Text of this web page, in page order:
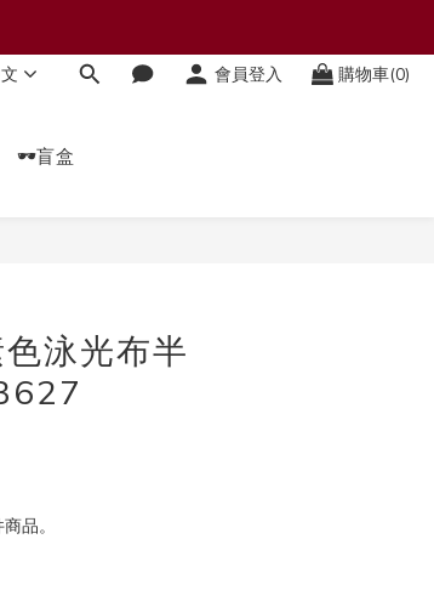
會員登入 購物車(0)
🕶️盲盒
色泳光布半
品。